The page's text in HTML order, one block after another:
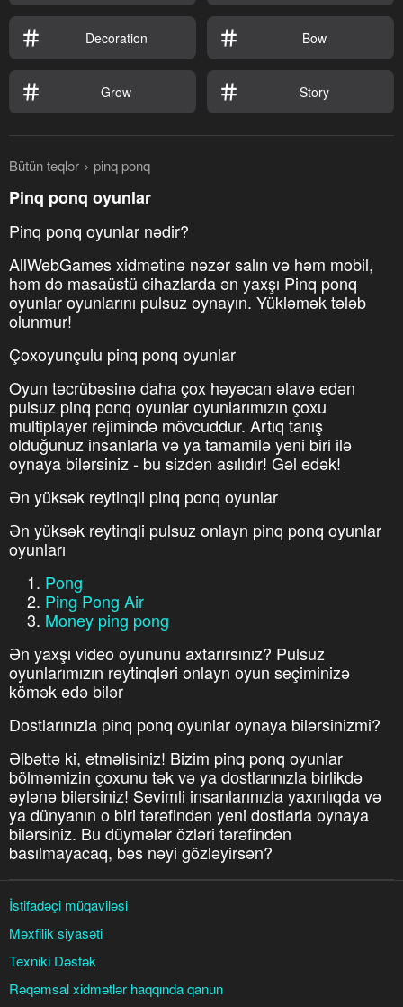
Decoration Bow
Grow Story
Bütün teqlər pinq ponq
Pinq ponq oyunlar
Pinq ponq oyunlar nədir?
AllWebGames xidmətinə nəzər salın və həm mobil,
həm də masaüstü cihazlarda ən yaxşı Pinq ponq
oyunlar oyunlarını pulsuz oynayın. Yükləmək tələb
olunmur!
Çoxoyunçulu pinq ponq oyunlar
Oyun təcrübəsinə daha çox həyəcan əlavə edən
pulsuz pinq ponq oyunlar oyunlarımızın çoxu
multiplayer rejimində mövcuddur. Artıq tanış
olduğunuz insanlarla və ya tamamilə yeni biri ilə
oynaya bilərsiniz - bu sizdən asılıdır! Gəl edək!
Ən yüksək reytinqli pinq ponq oyunlar
Ən yüksək reytinqli pulsuz onlayn pinq ponq oyunlar
oyunları
Pong
Ping Pong Air
Money ping pong
Ən yaxşı video oyununu axtarırsınız? Pulsuz
oyunlarımızın reytinqləri onlayn oyun seçiminizə
kömək edə bilər
Dostlarınızla pinq ponq oyunlar oynaya bilərsinizmi?
Əlbəttə ki, etməlisiniz! Bizim pinq ponq oyunlar
bölməmizin çoxunu tək və ya dostlarınızla birlikdə
əylənə bilərsiniz! Sevimli insanlarınızla yaxınlıqda və
ya dünyanın o biri tərəfindən yeni dostlarla oynaya
bilərsiniz. Bu düymələr özləri tərəfindən
basılmayacaq, bəs nəyi gözləyirsən?
İstifadəçi müqaviləsi
Məxfilik siyasəti
Texniki Dəstək
Rəqəmsal xidmətlər haqqında qanun